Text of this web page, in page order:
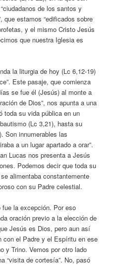
de los santos y
que estamos “edificados sobre
y el mismo Cristo Jesús
que nuestra Iglesia es
la liturgia de hoy (Lc 6,12-19)
Este pasaje, que comienza
se fue él (Jesús) al monte a
de Dios”, nos apunta a una
su vida pública en un
(Lc 3,21), hasta su
Son innumerables las
a un lugar apartado a orar”.
Lucas nos presenta a Jesús
Podemos decir que toda su
alimentaba constantemente
con su Padre celestial.
la excepción. Por eso
oración previo a la elección de
Jesús es Dios, pero aun así
con el Padre y el Espíritu en ese
y Trino. Vemos por otro lado
“visita de cortesía”. No, pasó